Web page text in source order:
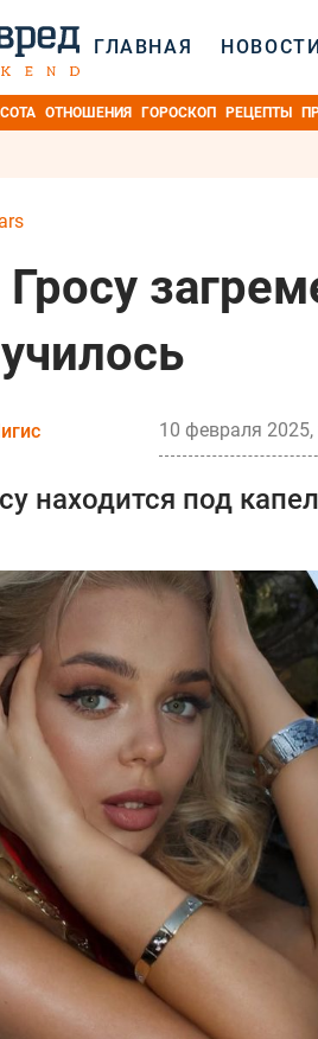
ГЛАВНАЯ
ОТНОШЕНИЯ ГОРОСКОП РЕЦЕПТЫ
10 февраля 2025,
находится под